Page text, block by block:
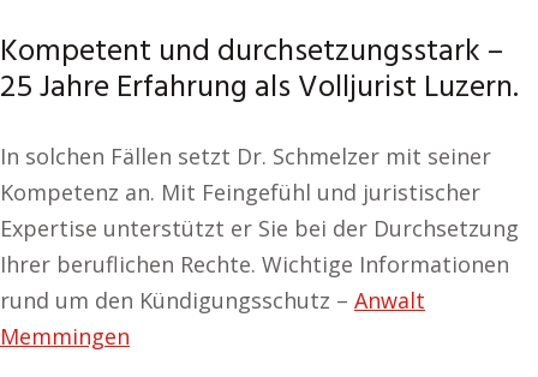
Kompetent und durchsetzungsstark –
25 Jahre Erfahrung als Volljurist Luzern.
In solchen Fällen setzt Dr. Schmelzer mit seiner
Kompetenz an. Mit Feingefühl und juristischer
Expertise unterstützt er Sie bei der Durchsetzung
Ihrer beruflichen Rechte. Wichtige Informationen
rund um den Kündigungsschutz – Anwalt
Memmingen